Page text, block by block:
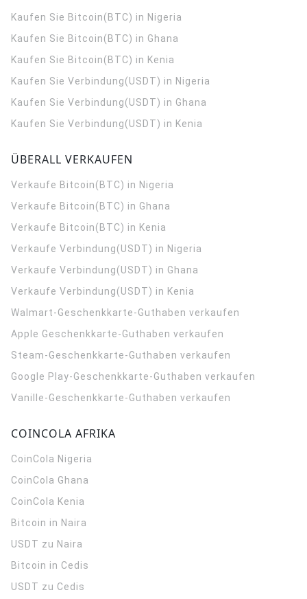
Kaufen Sie Bitcoin(BTC) in Nigeria
Kaufen Sie Bitcoin(BTC) in Ghana
Kaufen Sie Bitcoin(BTC) in Kenia
Kaufen Sie Verbindung(USDT) in Nigeria
Kaufen Sie Verbindung(USDT) in Ghana
Kaufen Sie Verbindung(USDT) in Kenia
ÜBERALL VERKAUFEN
Verkaufe Bitcoin(BTC) in Nigeria
Verkaufe Bitcoin(BTC) in Ghana
Verkaufe Bitcoin(BTC) in Kenia
Verkaufe Verbindung(USDT) in Nigeria
Verkaufe Verbindung(USDT) in Ghana
Verkaufe Verbindung(USDT) in Kenia
Walmart-Geschenkkarte-Guthaben verkaufen
Apple Geschenkkarte-Guthaben verkaufen
Steam-Geschenkkarte-Guthaben verkaufen
Google Play-Geschenkkarte-Guthaben verkaufen
Vanille-Geschenkkarte-Guthaben verkaufen
COINCOLA AFRIKA
CoinCola Nigeria
CoinCola Ghana
CoinCola Kenia
Bitcoin in Naira
USDT zu Naira
Bitcoin in Cedis
USDT zu Cedis